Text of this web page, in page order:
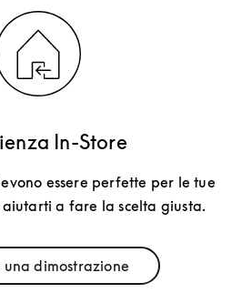
In-Store
essere perfette per le tue
aiutarti a fare la scelta giusta.
una dimostrazione
Link Opens in New Tab